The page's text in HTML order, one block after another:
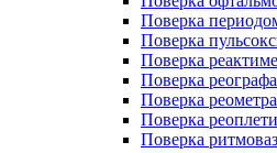
Поверка
Поверка
Поверка
Поверка реографа
Поверка реометра
Поверка
Поверка